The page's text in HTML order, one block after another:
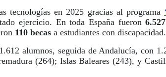
tecnologías en 2025 gracias al programa
ejercicio. En toda España fueron6.527
110 becas a estudiantes con discapacidad.
alumnos, seguida de Andalucía, con
(264); Islas Baleares (243), y